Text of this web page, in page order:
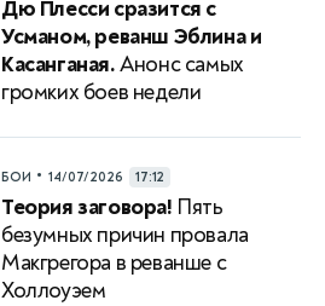
Дю Плесси сразится с
Усманом, реванш Эблина и
Касанганая.Анонс самых
громких боев недели
БОИ • 14/07/2026 17:12
Теория заговора! Пять
безумных причин провала
Макгрегора в реванше с
Холлоуэем